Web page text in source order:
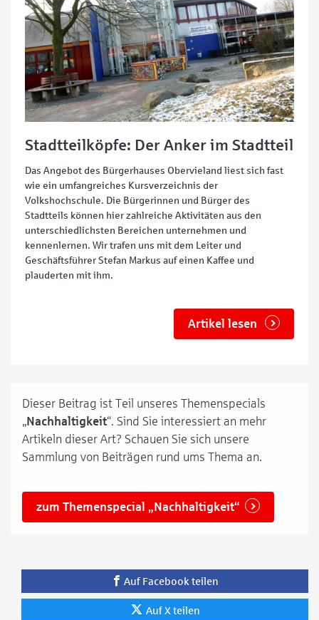
Stadtteilköpfe: Der Anker im Stadtteil
Das Angebot des Bürgerhauses Obervieland liest sich fast
wie ein umfangreiches Kursverzeichnis der
Volkshochschule. Die Bürgerinnen und Bürger des
Stadtteils können hier zahlreiche Aktivitäten aus den
unterschiedlichsten Bereichen unternehmen und
kennenlernen. Wir trafen uns mit dem Leiter und
Geschäftsführer Stefan Markus auf einen Kaffee und
plauderten mit ihm.
Artikel lesen
Dieser Beitrag ist Teil unseres Themenspecials
„Nachhaltigkeit“. Sind Sie interessiert an mehr
Artikeln dieser Art? Schauen Sie sich unsere
Sammlung von Beiträgen rund ums Thema an.
zum Themenspecial „Nachhaltigkeit“
Auf Facebook teilen
Auf X teilen